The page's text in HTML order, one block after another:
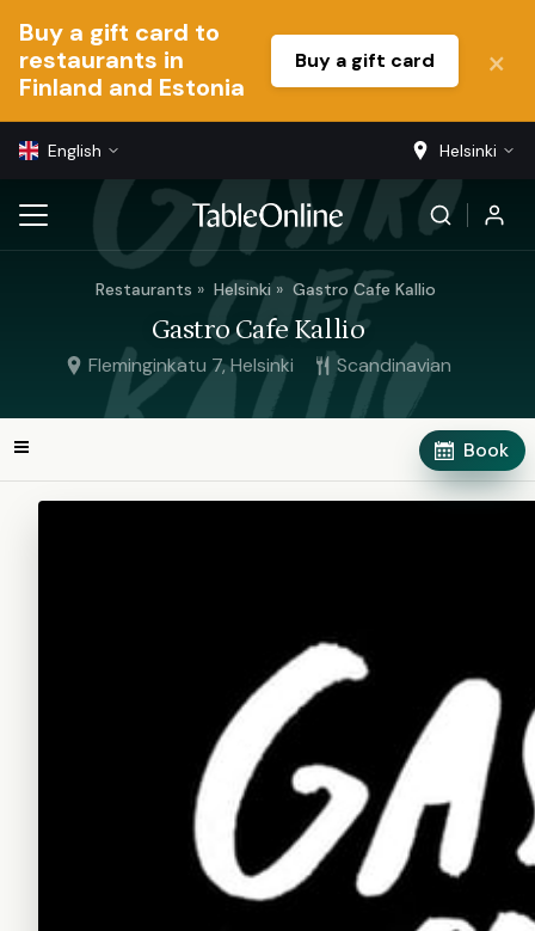
Buy a gift card to
restaurants in
Finland and Estonia
Buy a gift card
English Helsinki
Restaurants Helsinki Gastro Cafe Kallio
Gastro Cafe Kallio
Fleminginkatu 7, Helsinki Scandinavian
Book